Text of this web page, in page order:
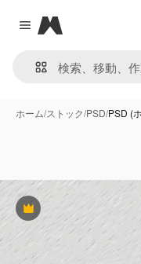
Close menu
Magnific
ホーム/ストック/PSD/PSD (
Premium